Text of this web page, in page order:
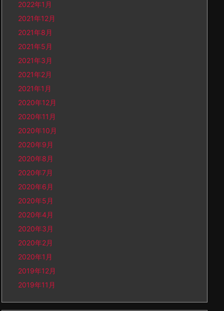
2022年1月
2021年12月
2021年8月
2021年5月
2021年3月
2021年2月
2021年1月
2020年12月
2020年11月
2020年10月
2020年9月
2020年8月
2020年7月
2020年6月
2020年5月
2020年4月
2020年3月
2020年2月
2020年1月
2019年12月
2019年11月